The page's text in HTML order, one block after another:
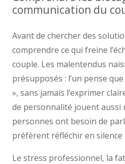
communication du
Avant de chercher des
comprendre ce qui freine
couple. Les malentendus
présupposés : l’un pense
», sans jamais l’exprimer
de personnalité jouent aussi
personnes ont besoin de
préfèrent réfléchir en silence
Le stress professionnel, la